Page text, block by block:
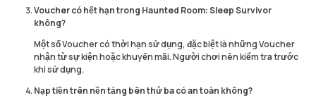
Voucher có hết hạn trong Haunted Room: Sleep Survivor
không?
Một số Voucher có thời hạn sử dụng, đặc biệt là những Voucher
nhận từ sự kiện hoặc khuyến mãi. Người chơi nên kiểm tra trước
khi sử dụng.
Nạp tiền trên nền tảng bên thứ ba có an toàn không?